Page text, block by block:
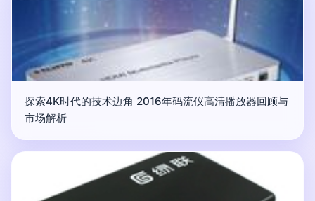
探索4K时代的技术边角 2016年码流仪高清播放器回顾与
市场解析